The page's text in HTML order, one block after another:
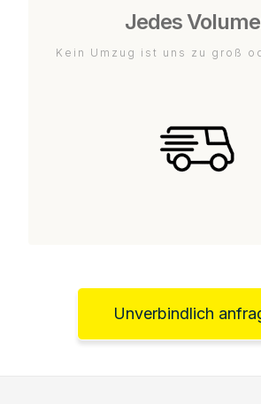
Jedes
Kein Umzug ist uns zu groß
Unverbindlich